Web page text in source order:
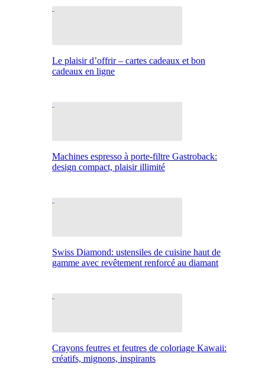
Le plaisir d’offrir – cartes cadeaux et bon
cadeaux en ligne
Machines espresso à porte-filtre Gastroback:
design compact, plaisir illimité
Swiss Diamond: ustensiles de cuisine haut de
gamme avec revêtement renforcé au diamant
Crayons feutres et feutres de coloriage Kawaii:
créatifs, mignons, inspirants